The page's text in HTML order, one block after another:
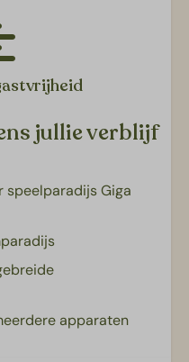
jullie verblijf
speelparadijs Giga
apparaten